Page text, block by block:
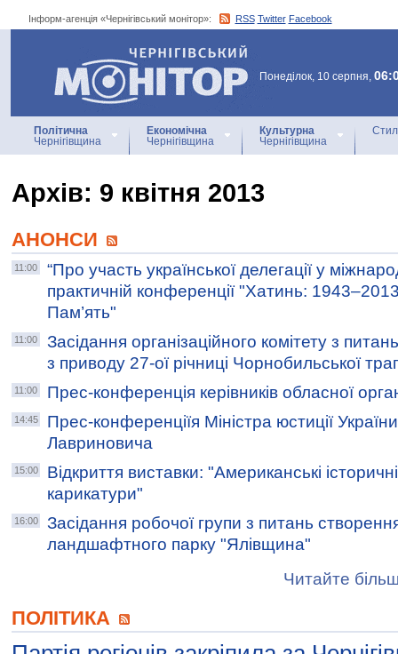
Інформ-агенція «Чернігівський монітор»: RSS Twitter Facebook
Інформ-агенція
«Чернігівський монітор»
Понеділок, 10 серпня,
Політична
Чернігівщина
Економічна
Чернігівщина
Культурна
Чернігівщина
Архiв: 9 квітня 2013
АНОНСИ
11:00
“Про участь української делегації у
практичній конференції "Хатинь:
Пам’ять"
11:00
Засідання організаційного комітету з
з приводу 27-ої річниці Чорнобильської
11:00 Прес-конференція керівників обласної
14:45
Прес-конференціїя Міністра юстиції
Лавриновича
15:00
Відкриття виставки: "Американські історичні
карикатури"
16:00
Засідання робочої групи з питань
ландшафтного парку "Ялівщина"
Читайте
ПОЛІТИКА